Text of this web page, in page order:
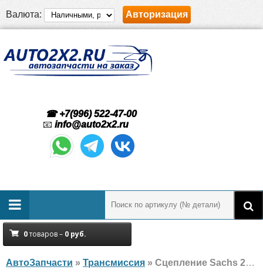
Валюта: Авторизация
☎ +7(996) 522-47-00
📧 info@auto2x2.ru
0товаров – 0 руб.
АвтоЗапчасти » Трансмиссия » Сцепление Sachs 2290601041 205260 Peugeot, Citroen, LANCIA, новый